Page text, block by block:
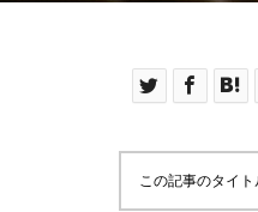
この記事のタイ